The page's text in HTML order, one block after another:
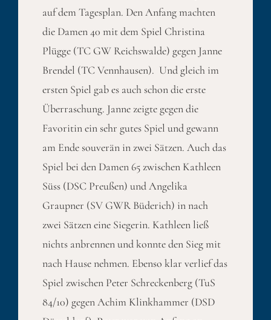
auf dem Tagesplan. Den Anfang machten
die Damen 40 mit dem Spiel Christina
Plügge (TC GW Reichswalde) gegen Janne
Brendel (TC Vennhausen). Und gleich im
ersten Spiel gab es auch schon die erste
Überraschung. Janne zeigte gegen die
Favoritin ein sehr gutes Spiel und gewann
am Ende souverän in zwei Sätzen. Auch das
Spiel bei den Damen 65 zwischen Kathleen
Süss (DSC Preußen) und Angelika
Graupner (SV GWR Büderich) in nach
zwei Sätzen eine Siegerin. Kathleen ließ
nichts anbrennen und konnte den Sieg mit
nach Hause nehmen. Ebenso klar verlief das
Spiel zwischen Peter Schreckenberg (TuS
84/10) gegen Achim Klinkhammer (DSD